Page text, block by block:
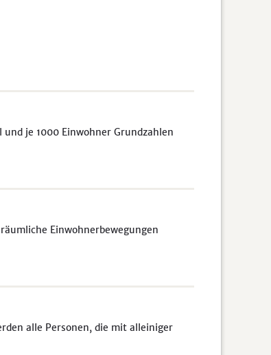
je 1000 Einwohner Grundzahlen
Einwohnerbewegungen
alle Personen, die mit alleiniger